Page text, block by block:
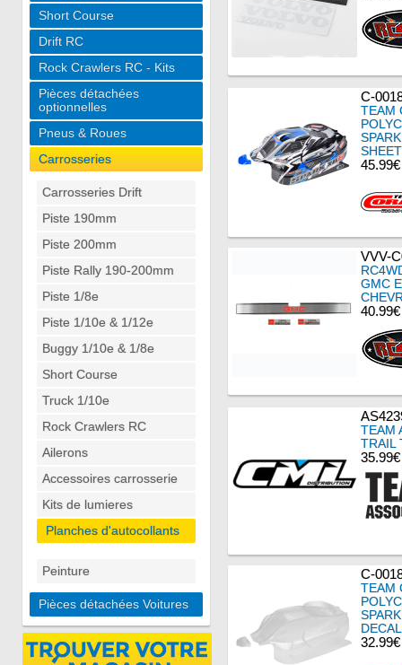
Short Course
Drift RC
Rock Crawlers RC - Kits
Pièces détachées
optionnelles
Pneus & Roues
Carrosseries
Carrosseries Drift
Piste 190mm
Piste 200mm
Piste Rally 190-200mm
Piste 1/8e
Piste 1/10e & 1/12e
Buggy 1/10e & 1/8e
Short Course
Truck 1/10e
Rock Crawlers RC
Ailerons
Accessoires carrosserie
Kits de lumieres
Planches d'autocollants
Peinture
Pièces détachées Voitures
C-
TEAM
SHEET
45.99€
VVV-
GMC
40.99€
TEAM
TRAIL
35.99€
C-
TEAM
32.99€